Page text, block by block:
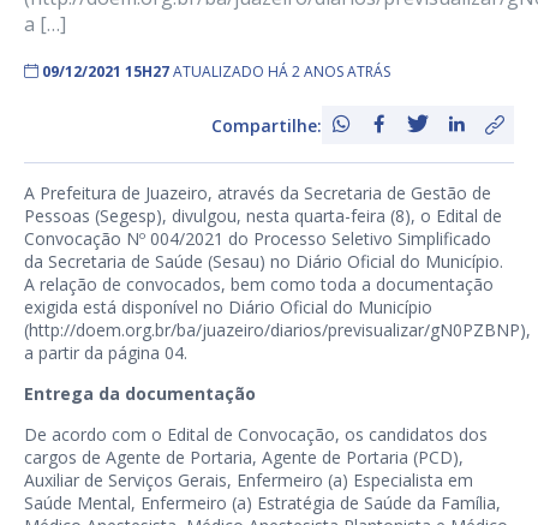
a […]
09/12/2021 15H27ATUALIZADO HÁ 2 ANOS ATRÁS
Compartilhe:
A Prefeitura de Juazeiro, através da Secretaria de Gestão de
Pessoas (Segesp), divulgou, nesta quarta-feira (8), o Edital de
Convocação Nº 004/2021 do Processo Seletivo Simplificado
da Secretaria de Saúde (Sesau) no Diário Oficial do Município.
A relação de convocados, bem como toda a documentação
exigida está disponível no Diário Oficial do Município
(http://doem.org.br/ba/juazeiro/diarios/previsualizar/gN0PZBNP),
a partir da página 04.
Entrega da documentação
De acordo com o Edital de Convocação, os candidatos dos
cargos de Agente de Portaria, Agente de Portaria (PCD),
Auxiliar de Serviços Gerais, Enfermeiro (a) Especialista em
Saúde Mental, Enfermeiro (a) Estratégia de Saúde da Família,